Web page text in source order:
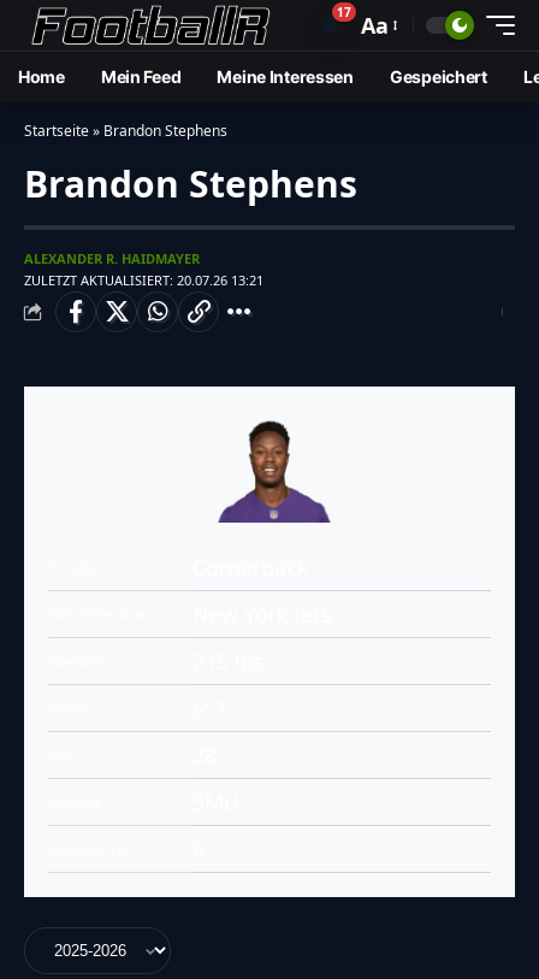
🔔17 Aa
Home Mein Feed Meine Interessen Gespeichert
Startseite» Brandon Stephens
Brandon Stephens
ZULETZT AKTUALISIERT: 20.07.26 13:21
ALEXANDER R. HAIDMAYER